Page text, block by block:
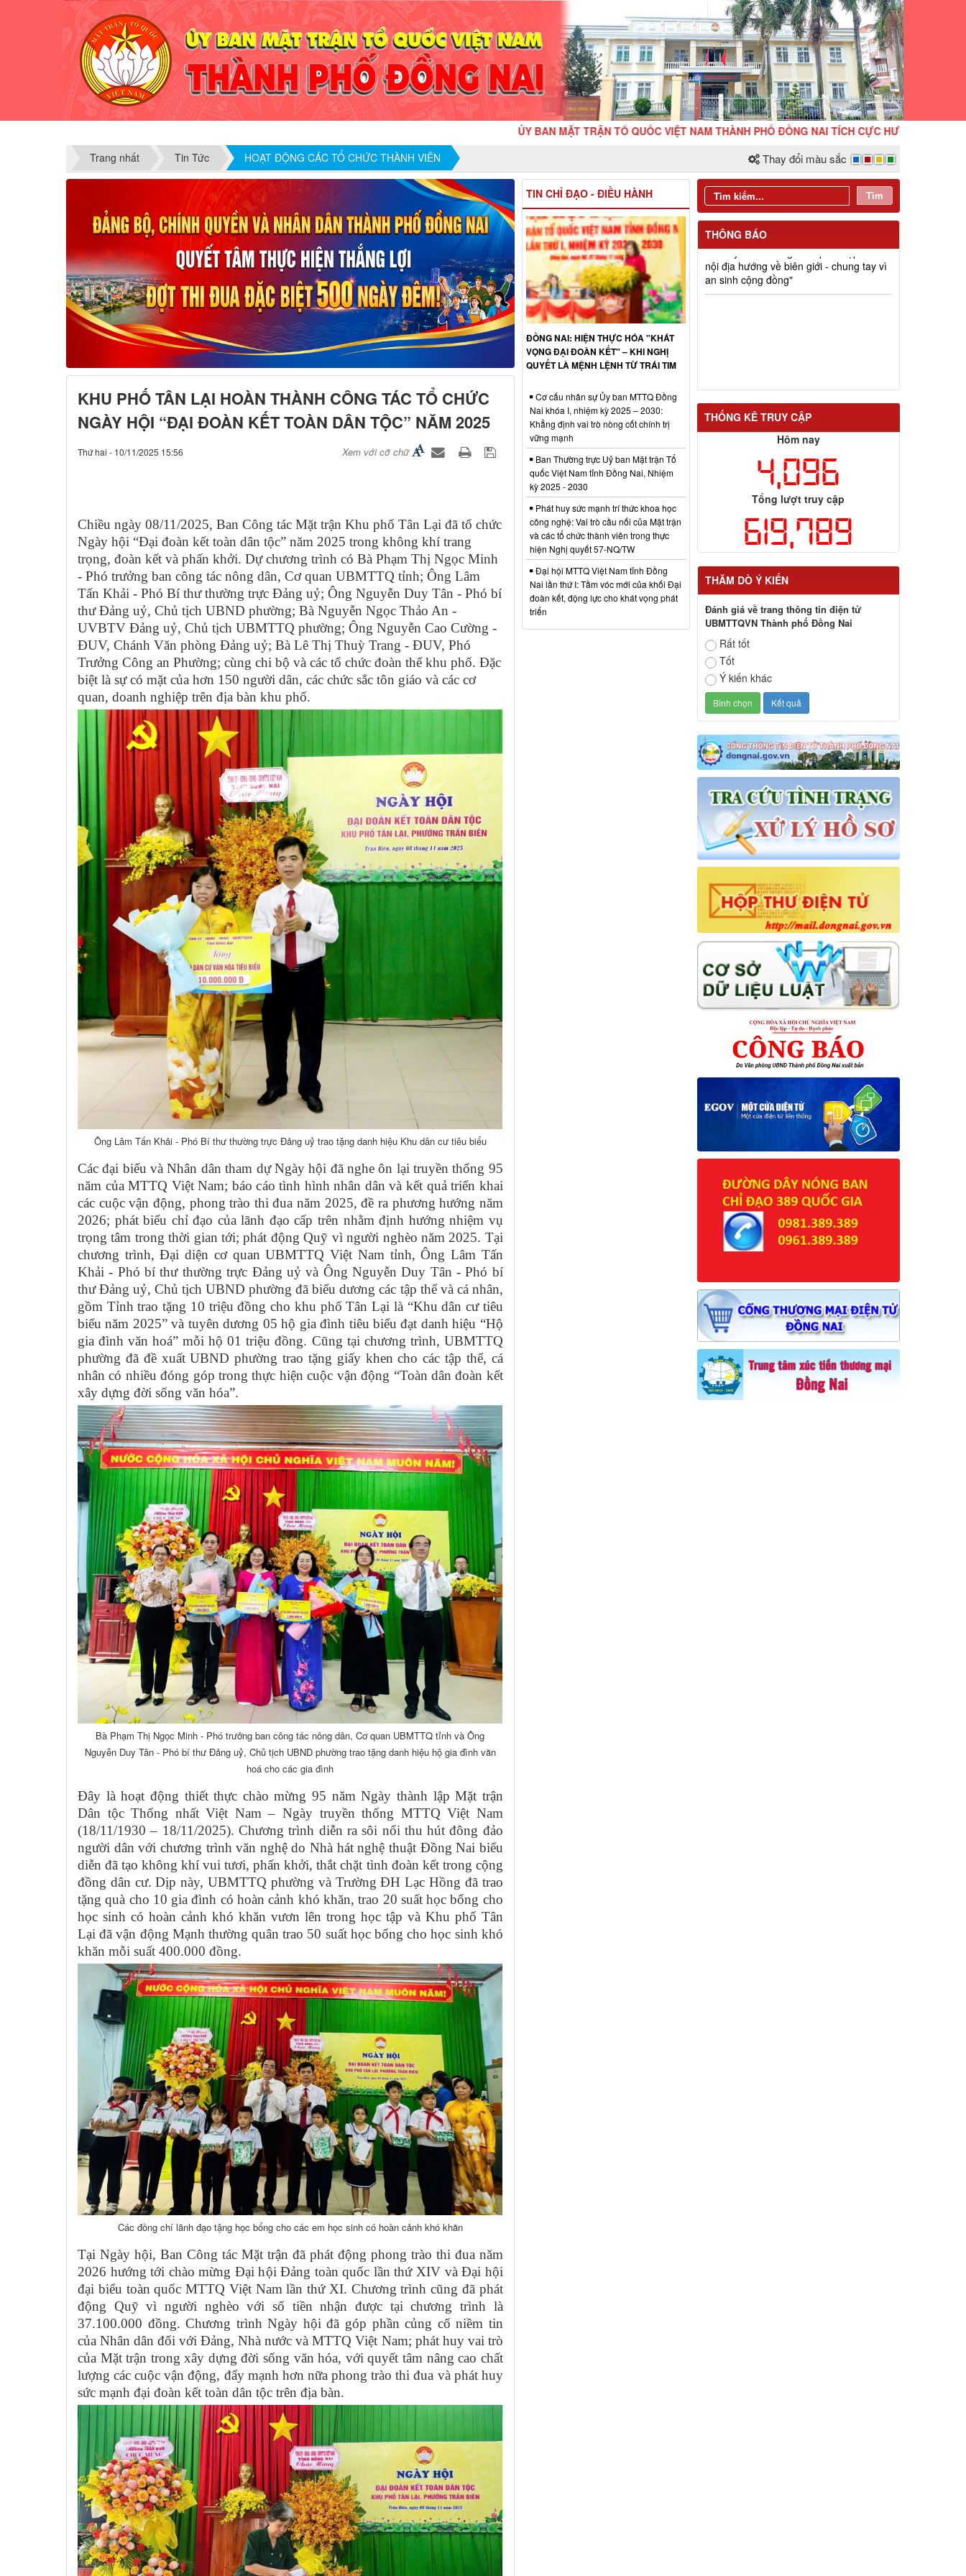
ỦY BAN MẶT TRẬN TỔ QUỐC VIỆT NAM THÀNH PHỐ ĐỒNG NAI TÍCH CỰC HƯỞNG ỨNG ĐỢT THI
Trang nhất
Tin Tức HOẠT ĐỘNG CÁC TỔ CHỨC THÀNH VIÊN Thay đổi màu sắc
KHU PHỐ TÂN LẠI HOÀN THÀNH CÔNG TÁC TỔ CHỨC
NGÀY HỘI “ĐẠI ĐOÀN KẾT TOÀN DÂN TỘC” NĂM 2025
Thứ hai - 10/11/2025 15:56 Xem với cỡ chữ
Chiều ngày 08/11/2025, Ban Công tác Mặt trận Khu phố Tân Lại đã tổ chức
Ngày hội “Đại đoàn kết toàn dân tộc” năm 2025 trong không khí trang
trọng, đoàn kết và phấn khởi. Dự chương trình có Bà Phạm Thị Ngọc Minh
- Phó trưởng ban công tác nông dân, Cơ quan UBMTTQ tỉnh; Ông Lâm
Tấn Khải - Phó Bí thư thường trực Đảng uỷ; Ông Nguyễn Duy Tân - Phó bí
thư Đảng uỷ, Chủ tịch UBND phường; Bà Nguyễn Ngọc Thảo An -
UVBTV Đảng uỷ, Chủ tịch UBMTTQ phường; Ông Nguyễn Cao Cường -
ĐUV, Chánh Văn phòng Đảng uỷ; Bà Lê Thị Thuỳ Trang - ĐUV, Phó
Trưởng Công an Phường; cùng chi bộ và các tổ chức đoàn thể khu phố. Đặc
biệt là sự có mặt của hơn 150 người dân, các chức sắc tôn giáo và các cơ
quan, doanh nghiệp trên địa bàn khu phố.
Ông Lâm Tấn Khải - Phó Bí thư thường trực Đảng uỷ trao tặng danh hiệu Khu dân cư tiêu biểu
Các đại biểu và Nhân dân tham dự Ngày hội đã nghe ôn lại truyền thống 95
năm của MTTQ Việt Nam; báo cáo tình hình nhân dân và kết quả triển khai
các cuộc vận động, phong trào thi đua năm 2025, đề ra phương hướng năm
2026; phát biểu chỉ đạo của lãnh đạo cấp trên nhằm định hướng nhiệm vụ
trọng tâm trong thời gian tới; phát động Quỹ vì người nghèo năm 2025. Tại
chương trình, Đại diện cơ quan UBMTTQ Việt Nam tỉnh, Ông Lâm Tấn
Khải - Phó bí thư thường trực Đảng uỷ và Ông Nguyễn Duy Tân - Phó bí
thư Đảng uỷ, Chủ tịch UBND phường đã biểu dương các tập thể và cá nhân,
gồm Tỉnh trao tặng 10 triệu đồng cho khu phố Tân Lại là “Khu dân cư tiêu
biểu năm 2025” và tuyên dương 05 hộ gia đình tiêu biểu đạt danh hiệu “Hộ
gia đình văn hoá” mỗi hộ 01 triệu đồng. Cũng tại chương trình, UBMTTQ
phường đã đề xuất UBND phường trao tặng giấy khen cho các tập thể, cá
nhân có nhiều đóng góp trong thực hiện cuộc vận động “Toàn dân đoàn kết
xây dựng đời sống văn hóa”.
Bà Phạm Thị Ngọc Minh - Phó trưởng ban công tác nông dân, Cơ quan UBMTTQ tỉnh và Ông
Nguyễn Duy Tân - Phó bí thư Đảng uỷ, Chủ tịch UBND phường trao tặng danh hiệu hộ gia đình văn
hoá cho các gia đình
Đây là hoạt động thiết thực chào mừng 95 năm Ngày thành lập Mặt trận
Dân tộc Thống nhất Việt Nam – Ngày truyền thống MTTQ Việt Nam
(18/11/1930 – 18/11/2025). Chương trình diễn ra sôi nổi thu hút đông đảo
người dân với chương trình văn nghệ do Nhà hát nghệ thuật Đồng Nai biểu
diễn đã tạo không khí vui tươi, phấn khởi, thắt chặt tình đoàn kết trong cộng
đồng dân cư. Dịp này, UBMTTQ phường và Trường ĐH Lạc Hồng đã trao
tặng quà cho 10 gia đình có hoàn cảnh khó khăn, trao 20 suất học bổng cho
học sinh có hoàn cảnh khó khăn vươn lên trong học tập và Khu phố Tân
Lại đã vận động Mạnh thường quân trao 50 suất học bổng cho học sinh khó
khăn mỗi suất 400.000 đồng.
Các đồng chí lãnh đạo tặng học bổng cho các em học sinh có hoàn cảnh khó khăn
Tại Ngày hội, Ban Công tác Mặt trận đã phát động phong trào thi đua năm
2026 hướng tới chào mừng Đại hội Đảng toàn quốc lần thứ XIV và Đại hội
đại biểu toàn quốc MTTQ Việt Nam lần thứ XI. Chương trình cũng đã phát
động Quỹ vì người nghèo với số tiền nhận được tại chương trình là
37.100.000 đồng. Chương trình Ngày hội đã góp phần củng cố niềm tin
của Nhân dân đối với Đảng, Nhà nước và MTTQ Việt Nam; phát huy vai trò
của Mặt trận trong xây dựng đời sống văn hóa, với quyết tâm nâng cao chất
lượng các cuộc vận động, đẩy mạnh hơn nữa phong trào thi đua và phát huy
sức mạnh đại đoàn kết toàn dân tộc trên địa bàn.
Tìm
THÔNG BÁO
Đồng chí Nguyễn Tấn Phú dự, chỉ đạo
Hội nghị giao ban công tác Mặt trận quý
I năm 2026 và ký kết giao ước thi đua
của cụm thi đua số 5
Lễ ký kết chương trình phối hợp "Từ
nội địa hướng về biên giới - chung tay vì
an sinh cộng đồng"
THỐNG KÊ TRUY CẬP
Hôm nay
4,096
Tổng lượt truy cập
619,789
THĂM DÒ Ý KIẾN
Đánh giá về trang thông tin điện tử
UBMTTQVN Thành phố Đồng Nai
Rất tốt
Tốt
Ý kiến khác
TIN CHỈ ĐẠO - ĐIỀU HÀNH
ĐỒNG NAI: HIỆN THỰC HÓA "KHÁT
VỌNG ĐẠI ĐOÀN KẾT" – KHI NGHỊ
QUYẾT LÀ MỆNH LỆNH TỪ TRÁI TIM
Cơ cấu nhân sự Ủy ban MTTQ Đồng
Nai khóa I, nhiệm kỳ 2025 – 2030:
Khẳng định vai trò nòng cốt chính trị
vững mạnh
Ban Thường trực Uỷ ban Mặt trận Tổ
quốc Việt Nam tỉnh Đồng Nai, Nhiệm
kỳ 2025 - 2030
Phát huy sức mạnh trí thức khoa học
công nghệ: Vai trò cầu nối của Mặt trận
và các tổ chức thành viên trong thực
hiện Nghị quyết 57-NQ/TW
Đại hội MTTQ Việt Nam tỉnh Đồng
Nai lần thứ I: Tầm vóc mới của khối Đại
đoàn kết, động lực cho khát vọng phát
triển